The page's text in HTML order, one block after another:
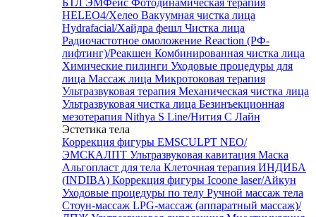
БТЛ ЭМФейс Фотодинамическая терапия
HELEO4/Хелео Вакуумная чистка лица
Hydrafacial/Хайдра фешл Чистка лица
Радиочастотное омоложение Reaction (РФ-
лифтинг)/Реакшен Комбинированная чистка лица
Химические пилинги Уходовые процедуры для
лица Массаж лица Микротоковая терапия
Ультразвуковая терапия Механическая чистка лица
Ультразвуковая чистка лица Безинъекционная
мезотерапия Nithya S Line/Нития С Лайн
Эстетика тела
Коррекция фигуры EMSCULPT NEO/
ЭМСКАЛПТ Ультразвуковая кавитация Маска
Альгопласт для тела Клеточная терапия ИНДИБА
(INDIBA) Коррекция фигуры Icoone laser/Айкун
Уходовые процедуры по телу Ручной массаж тела
Стоун-массаж LPG-массаж (аппаратный массаж)/